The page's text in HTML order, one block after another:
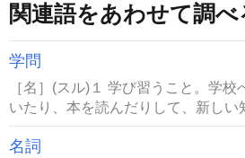
関連語をあわせて調べ
学問
［名］(スル)１ 学び習うこと。学
いたり、本を読んだりして、新しい
名詞